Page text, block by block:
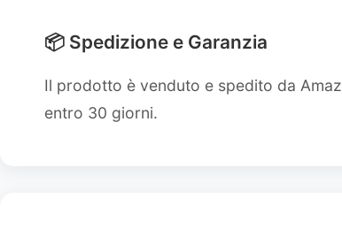
📦 Spedizione e Garanzia
Il prodotto è venduto e spedito da
entro 30 giorni.